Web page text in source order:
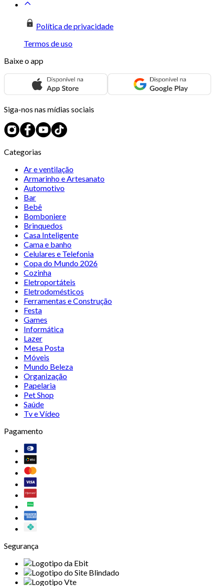
Política de privacidade
Termos de uso
Baixe o app
Siga-nos nas mídias sociais
Categorias
Ar e ventilação
Armarinho e Artesanato
Automotivo
Bar
Bebê
Bomboniere
Brinquedos
Casa Inteligente
Cama e banho
Celulares e Telefonia
Copa do Mundo 2026
Cozinha
Eletroportáteis
Eletrodomésticos
Ferramentas e Construção
Festa
Games
Informática
Lazer
Mesa Posta
Móveis
Mundo Beleza
Organização
Papelaria
Pet Shop
Saúde
Tv e Vídeo
Pagamento
Segurança